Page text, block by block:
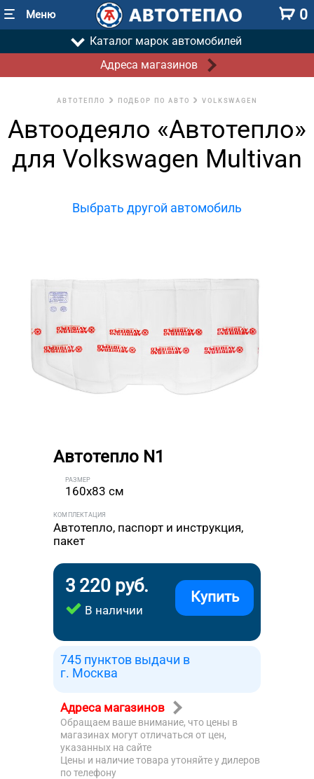
Меню 0
Каталог марок автомобилей
Адреса магазинов
АВТОТЕПЛО ПОДБОР ПО АВТО VOLKSWAGEN
Автоодеяло «Автотепло»
для Volkswagen Multivan
Выбрать другой автомобиль
Автотепло N1
РАЗМЕР
160x83 см
КОМПЛЕКТАЦИЯ
Автотепло, паспорт и инструкция,
пакет
3 220 руб.
В наличии
Купить
745 пунктов выдачи в
г. Москва
Адреса магазинов
Обращаем ваше внимание, что цены в
магазинах могут отличаться от цен,
указанных на сайте
Цены и наличие товара утоняйте у дилеров
по телефону